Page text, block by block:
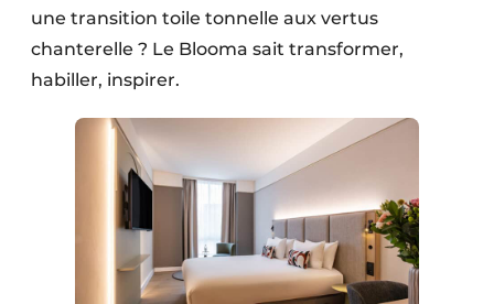
une transition toile tonnelle aux vertus
chanterelle ? Le Blooma sait transformer,
habiller, inspirer.